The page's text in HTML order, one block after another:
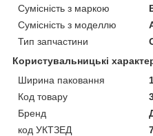
Сумісність з маркою
Сумісність з моделлю
Тип запчастини
Користувальницькі
Ширина паковання
Код товару
Бренд
код УКТЗЕД